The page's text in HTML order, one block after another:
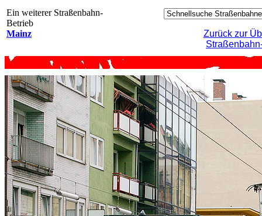
Ein weiterer Straßenbahn-
Betrieb
Mainz
Zurück zur